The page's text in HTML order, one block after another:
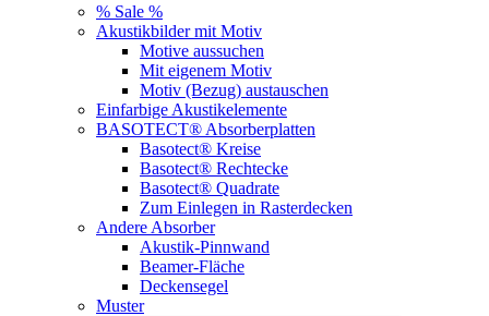
% Sale %
Akustikbilder mit Motiv
Motive aussuchen
Mit eigenem Motiv
Motiv (Bezug) austauschen
Einfarbige Akustikelemente
BASOTECT® Absorberplatten
Basotect® Kreise
Basotect® Rechtecke
Basotect® Quadrate
Zum Einlegen in Rasterdecken
Andere Absorber
Akustik-Pinnwand
Beamer-Fläche
Deckensegel
Muster